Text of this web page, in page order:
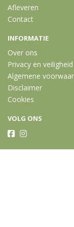
Afleveren
Contact
INFORMATIE
Over ons
Privacy en veiligheid
Algemene
Disclaimer
Cookies
VOLG ONS